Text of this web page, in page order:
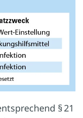
§ 21